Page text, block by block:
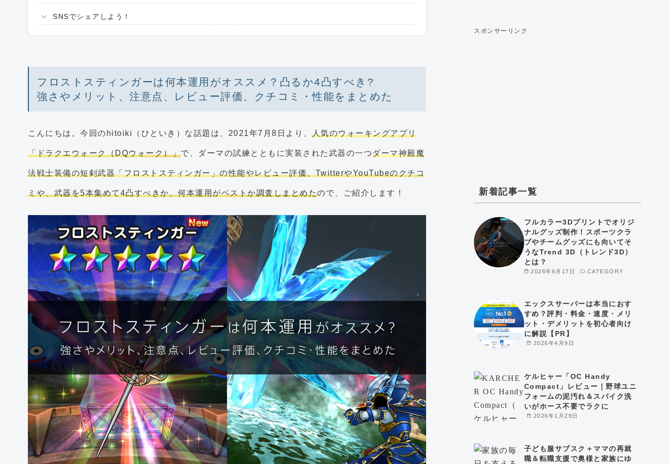
SNSでシェアしよう！
フロストスティンガーは何本運用がオススメ？凸るか4凸すべき?
強さやメリット、注意点、レビュー評価、クチコミ・性能をまとめた
こんにちは。今回のhitoiki（ひといき）な話題は、2021年7月8日より、 人気のウォーキングアプリ
「ドラクエウォーク（DQウォーク）」で、ダーマの試練とともに実装された武器の一つダーマ神殿魔
法戦士装備の短剣武器「フロストスティンガー」の性能やレビュー評価、TwitterやYouTubeのクチコ
ミや、武器を5本集めて4凸すべきか、何本運用がベストか調査しまとめたので、ご紹介します！
スポンサーリンク
新着記事一覧
2026年6月17日 CATEGORY
フルカラー3Dプリントでオリジ
ナルグッズ制作！スポーツクラ
ブやチームグッズにも向いてそ
うなTrend 3D（トレンド3D）
とは？
2026年4月9日
エックスサーバーは本当におす
すめ？評判・料金・速度・メリ
ット・デメリットを初心者向け
に解説【PR】
2026年1月29日
ケルヒャー「OC Handy
Compact」レビュー｜野球ユニ
フォームの泥汚れ＆スパイク洗
いがホース不要でラクに
子ども服サブスク＋ママの再就
職＆転職支援で奥様と家族にゆ